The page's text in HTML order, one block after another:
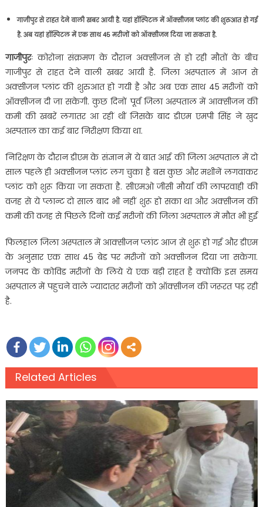
गाजीपुर से राहत देने वाली खबर आयी है. यहां हॉस्पिटल में ऑक्सीजन प्लांट की शुरुआत हो गई
है. अब यहां हॉस्पिटल में एक साथ 45 मरीजों को ऑक्सीजन दिया जा सकता है.
गाजीपुरःकोरोना संक्रमण के दौरान अक्सीजन से हो रही मौतों के बीच
गाजीपुर से राहत देने वाली खबर आयी है. जिला अस्पताल में आज से
अक्सीजन प्लांट की शुरुआत हो गयी है और अब एक साथ 45 मरीजों को
ऑक्सीजन दी जा सकेगी. कुछ दिनों पूर्व जिला अस्पताल में आक्सीजन की
कमी की खबरें लगातर आ रहीं थीं जिसके बाद डीएम एमपी सिंह ने खुद
अस्पताल का कई बार निरीक्षण किया था.
निरिक्षण के दौरान डीएम के संज्ञान में ये बात आई की जिला अस्पताल में दो
साल पहले ही अक्सीजन प्लांट लग चुका है बस कुछ और मशीनें लगवाकर
प्लांट को शुरू किया जा सकता है. सीएमओ जीसी मौर्या की लापरवाही की
वजह से ये प्लान्ट दो साल बाद भी नहीं शुरू हो सका था और अक्सीजन की
कमी की वजह से पिछले दिनों कई मरीजों की जिला अस्पताल में मौत भी हुई
फिलहाल जिला अस्पताल में आक्सीजन प्लांट आज से शुरू हो गई और डीएम
के अनुसार एक साथ 45 बेड पर मरीजों को अक्सीजन दिया जा सकेगा.
जनपद के कोविड मरीजों के लिये ये एक बड़ी राहत है क्योंकि इस समय
अस्पताल में पहुचने वाले ज्यादातर मरीजों को ऑक्सीजन की जरूरत पड़ रही
है.
Related Articles